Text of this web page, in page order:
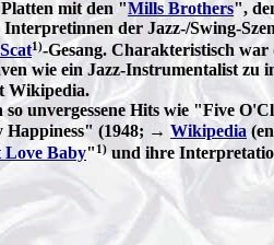
mit den "Mills Brothers",
der Jazz-/Swing-
Scat1)-Gesang. Charakteristisch
wie ein Jazz-Instrumentalist zu
Wikipedia.
unvergessene Hits wie "Five
Happiness" (1948; → Wikipedia
Love Baby"1)und ihre